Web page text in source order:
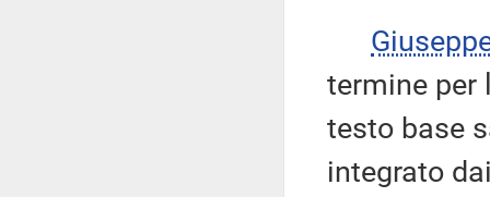
termine per
testo base
integrato